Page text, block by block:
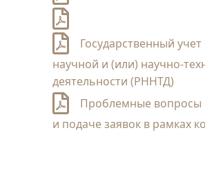
Государственный учет
научной и (или) научно-
деятельности (РННТД)
Проблемные
и подаче заявок в рамках